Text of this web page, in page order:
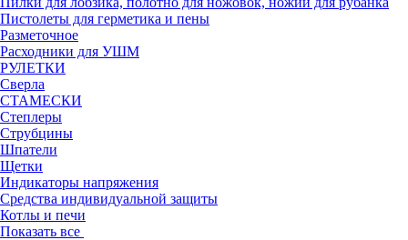
Пистолеты для герметика и пены
Разметочное
Расходники для УШМ
РУЛЕТКИ
Сверла
СТАМЕСКИ
Степлеры
Струбцины
Шпатели
Щетки
Индикаторы напряжения
Средства индивидуальной защиты
Котлы и печи
Показать все